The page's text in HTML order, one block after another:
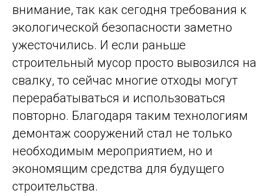
внимание, так как сегодня требования к
экологической безопасности заметно
ужесточились. И если раньше
строительный мусор просто вывозился на
свалку, то сейчас многие отходы могут
перерабатываться и использоваться
повторно. Благодаря таким технологиям
демонтаж сооружений стал не только
необходимым мероприятием, но и
экономящим средства для будущего
строительства.